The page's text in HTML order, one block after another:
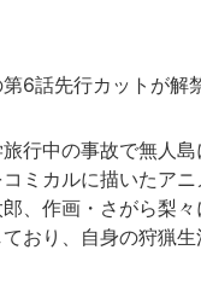
第6話先行カットが解
旅行中の事故で無人
ミカルに描いたア
、作画・さがら梨
おり、自身の狩猟